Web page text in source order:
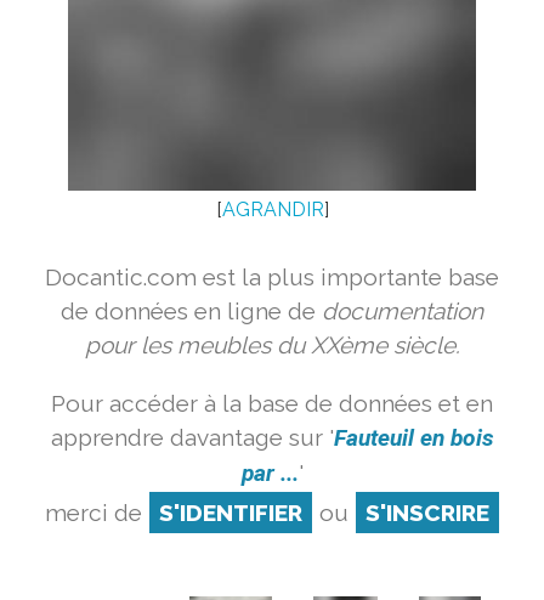
[AGRANDIR]
Docantic.com est la plus importante base
de données en ligne de documentation
pour les meubles du XXème siècle.
Pour accéder à la base de données et en
apprendre davantage sur 'Fauteuil en bois
par ...'
merci de
S'IDENTIFIER ou S'INSCRIRE